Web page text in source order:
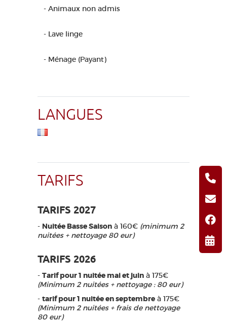
- Animaux non admis
- Lave linge
- Ménage (Payant)
LANGUES
TARIFS
TARIFS 2027
- Nuitée Basse Saison à 160€ (minimum 2
nuitées + nettoyage 80 eur)
TARIFS 2026
- Tarif pour 1 nuitée mai et juin à 175€
(Minimum 2 nuitées + nettoyage : 80 eur)
- tarif pour 1 nuitée en septembre à 175€
(Minimum 2 nuitées + frais de nettoyage
80 eur)